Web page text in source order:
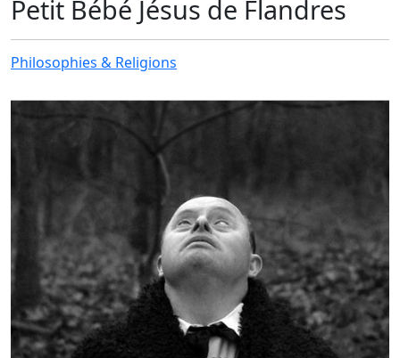
Petit Bébé Jésus de Flandres
Philosophies & Religions